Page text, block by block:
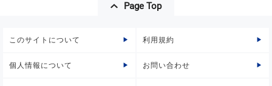
Page Top
このサイトについて 利用規約
個人情報について お問い合わせ